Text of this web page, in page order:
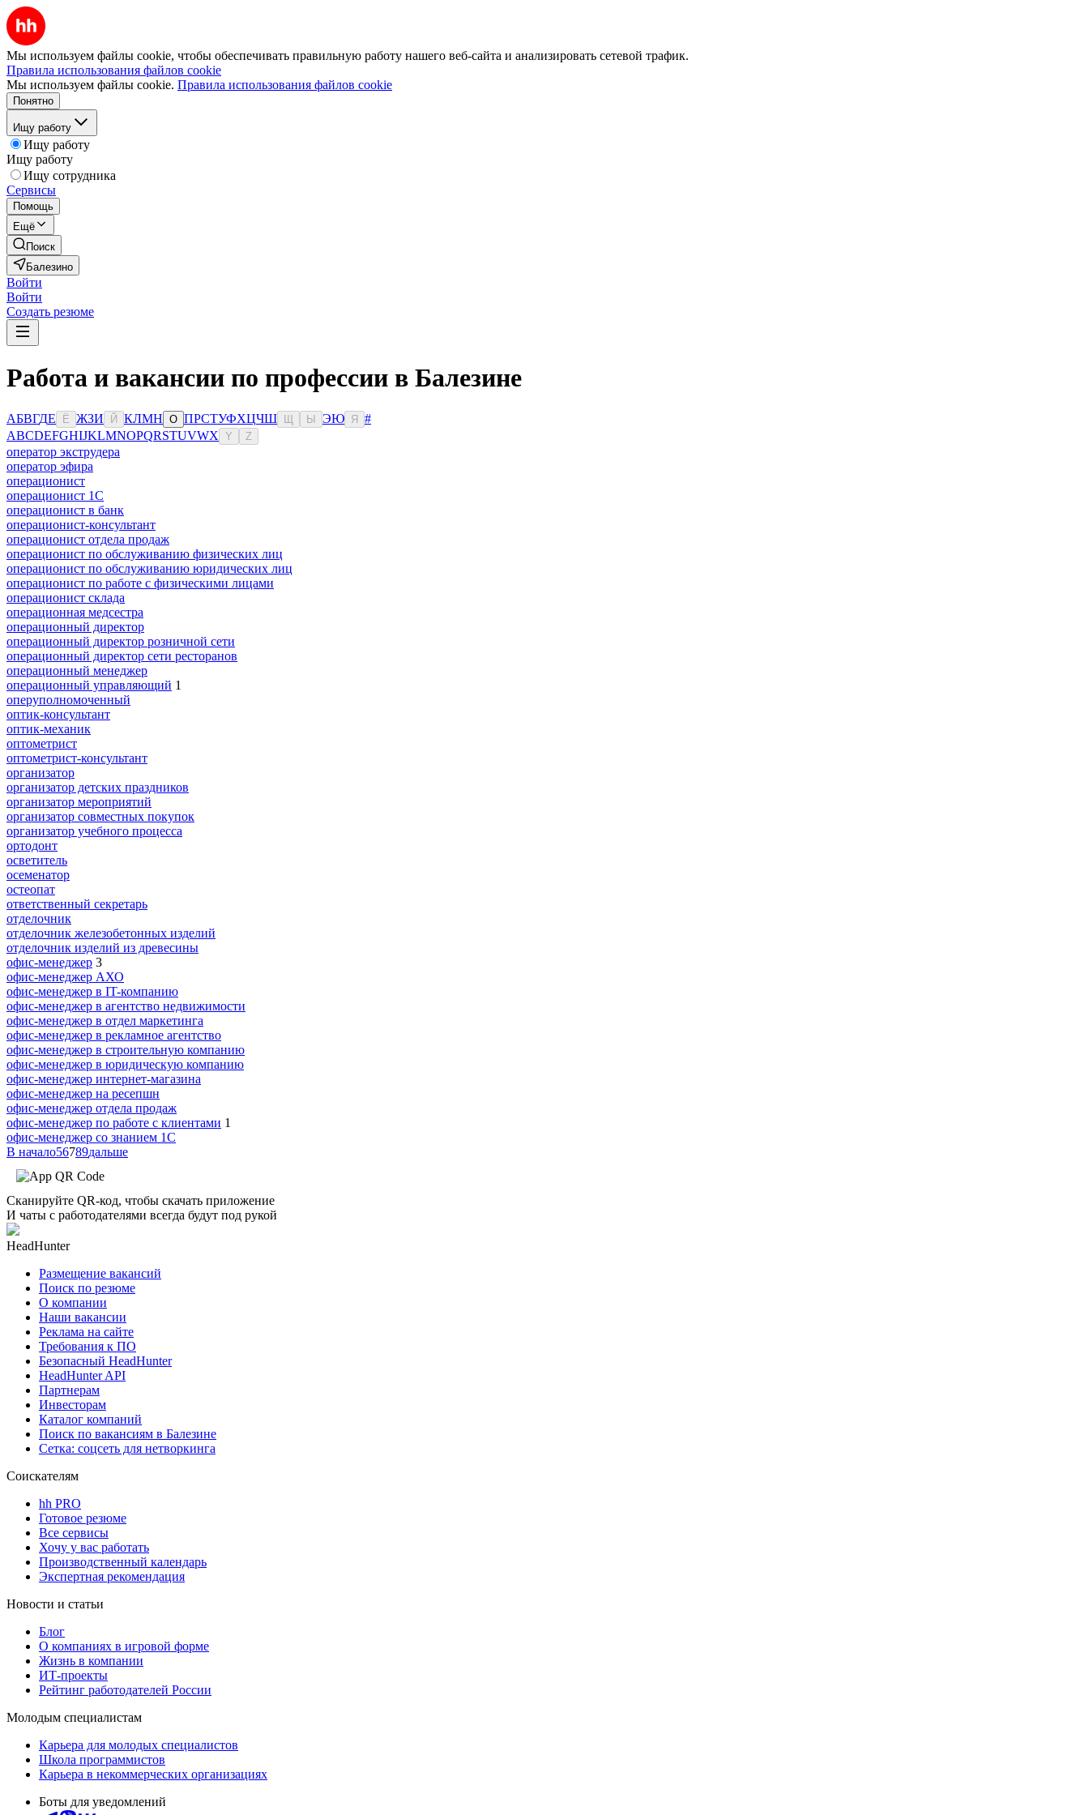
Мы используем файлы cookie, чтобы обеспечивать правильную работу нашего веб-сайта и анализировать сетевой трафик.
Правила использования файлов cookie
Мы используем файлы cookie. Правила использования файлов cookie
Понятно
Ищу работу
Ищу работу
Ищу работу
Ищу сотрудника
Сервисы
Помощь
Ещё
Поиск
Балезино
Войти
Войти
Создать резюме
Работа и вакансии по профессии в Балезине
АБВГДЕ Ё ЖЗИ Й КЛМН О ПРСТУФХЦЧШ Ы ЭЮ Я
#
ABCDEFGHIJKLMNOPQRSTUVWX Y Z
оператор экструдера
оператор эфира
операционист
операционист 1С
операционист в банк
операционист-консультант
операционист отдела продаж
операционист по обслуживанию физических лиц
операционист по обслуживанию юридических лиц
операционист по работе с физическими лицами
операционист склада
операционная медсестра
операционный директор
операционный директор розничной сети
операционный директор сети ресторанов
операционный менеджер
операционный управляющий 1
оперуполномоченный
оптик-консультант
оптик-механик
оптометрист
оптометрист-консультант
организатор
организатор детских праздников
организатор мероприятий
организатор совместных покупок
организатор учебного процесса
ортодонт
осветитель
осеменатор
остеопат
ответственный секретарь
отделочник
отделочник железобетонных изделий
отделочник изделий из древесины
офис-менеджер 3
офис-менеджер АХО
офис-менеджер в IT-компанию
офис-менеджер в агентство недвижимости
офис-менеджер в отдел маркетинга
офис-менеджер в рекламное агентство
офис-менеджер в строительную компанию
офис-менеджер в юридическую компанию
офис-менеджер интернет-магазина
офис-менеджер на ресепшн
офис-менеджер отдела продаж
офис-менеджер по работе с клиентами 1
офис-менеджер со знанием 1С
В начало56789дальше
Сканируйте QR-код, чтобы скачать приложение
И чаты с работодателями всегда будут под рукой
HeadHunter
Размещение вакансий
Поиск по резюме
О компании
Наши вакансии
Реклама на сайте
Требования к ПО
Безопасный HeadHunter
HeadHunter API
Партнерам
Инвесторам
Каталог компаний
Поиск по вакансиям в Балезине
Сетка: соцсеть для нетворкинга
Соискателям
hh PRO
Готовое резюме
Все сервисы
Хочу у вас работать
Производственный календарь
Экспертная рекомендация
Новости и статьи
Блог
О компаниях в игровой форме
Жизнь в компании
ИТ-проекты
Рейтинг работодателей России
Молодым специалистам
Карьера для молодых специалистов
Школа программистов
Карьера в некоммерческих организациях
Боты для уведомлений